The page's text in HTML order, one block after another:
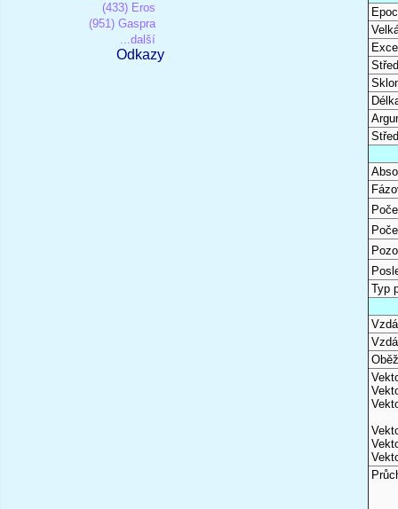
(433) Eros
(951) Gaspra
...další
Odkazy
Typ